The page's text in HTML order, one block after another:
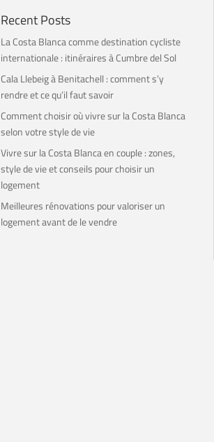
Recent Posts
La Costa Blanca comme destination cycliste
internationale : itinéraires à Cumbre del Sol
Cala Llebeig à Benitachell : comment s’y
rendre et ce qu’il faut savoir
Comment choisir où vivre sur la Costa Blanca
selon votre style de vie
Vivre sur la Costa Blanca en couple : zones,
style de vie et conseils pour choisir un
logement
Meilleures rénovations pour valoriser un
logement avant de le vendre